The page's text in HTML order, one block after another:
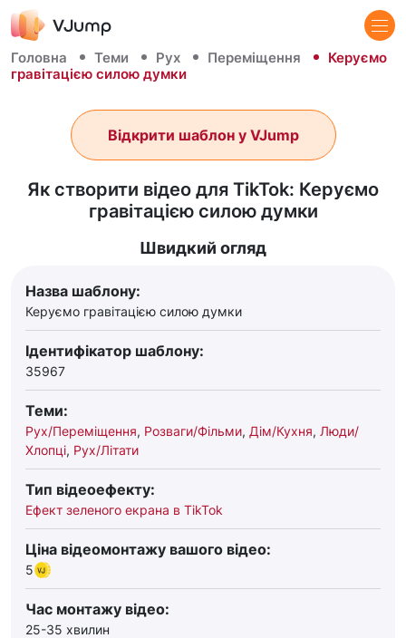
Головна Теми Рух Переміщення
Керуємо
гравітацією силою думки
Як створити відео для TikTok: Керуємо
гравітацією силою думки
Відкрити шаблон у VJump
Швидкий огляд
Назва шаблону:
Керуємо гравітацією силою думки
Ідентифікатор шаблону:
35967
Теми:
Рух/Переміщення, Розваги/Фільми, Дім/Кухня, Люди/
Хлопці, Рух/Літати
Тип відеоефекту:
Ефект зеленого екрана в TikTok
Ціна відеомонтажу вашого відео:
5
Час монтажу відео:
25-35 хвилин